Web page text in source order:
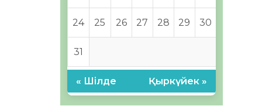
24 25 26 27 28 29 30
31
« Шілде Қыркүйек »